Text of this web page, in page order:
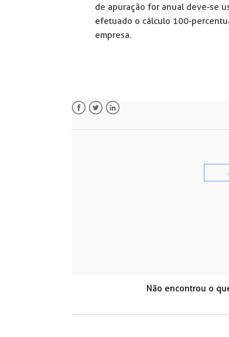
de apuração for anual deve-se
efetuado o cálculo 100-
empresa.
Não encontrou o